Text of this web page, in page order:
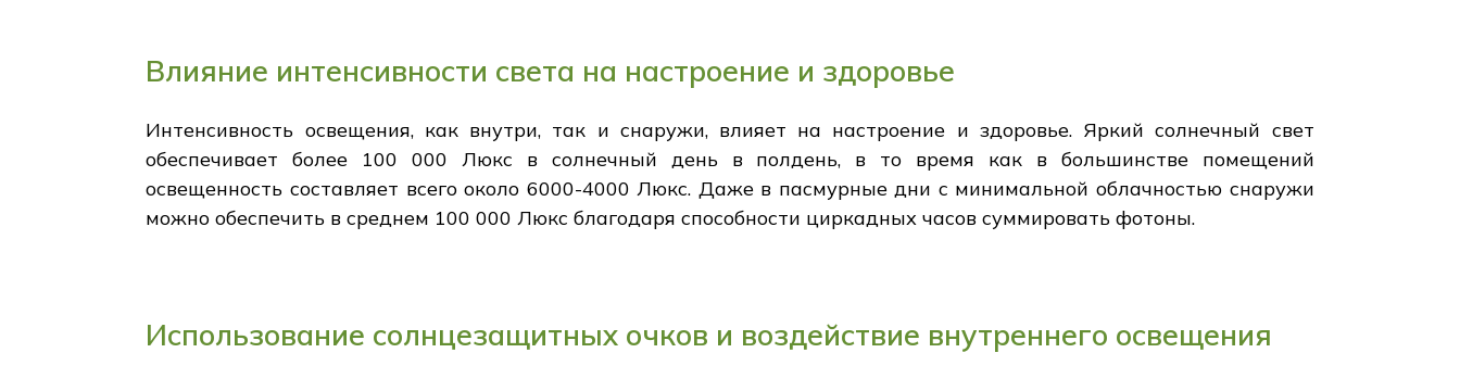
Влияние интенсивности света на настроение и здоровье
Интенсивность освещения, как внутри, так и снаружи, влияет на настроение и здоровье. Яркий солнечный свет
обеспечивает более 100 000 Люкс в солнечный день в полдень, в то время как в большинстве помещений
освещенность составляет всего около 6000-4000 Люкс. Даже в пасмурные дни с минимальной облачностью снаружи
можно обеспечить в среднем 100 000 Люкс благодаря способности циркадных часов суммировать фотоны.
Использование солнцезащитных очков и воздействие внутреннего освещения